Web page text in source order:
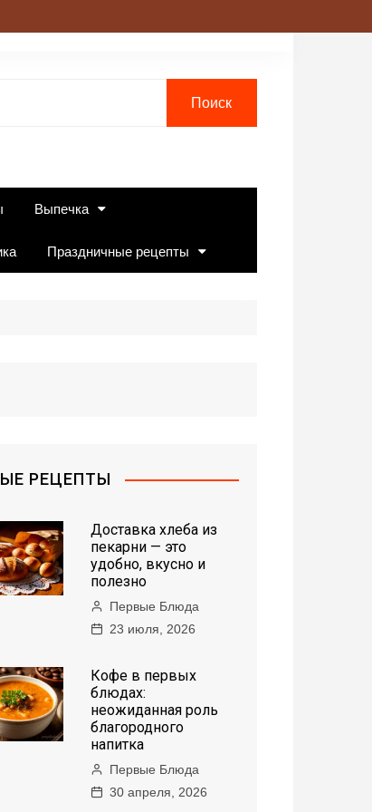
Выпечка
Праздничные рецепты
РЕЦЕПТЫ
Доставка хлеба из
пекарни — это
удобно, вкусно и
полезно
Первые Блюда
23 июля, 2026
Кофе в первых
блюдах:
неожиданная роль
благородного
напитка
Первые Блюда
30 апреля, 2026